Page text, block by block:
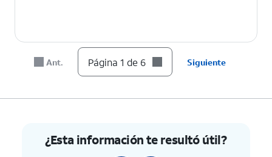
Ant. Página 1 de 6 Siguiente
¿Esta información te resultó útil?